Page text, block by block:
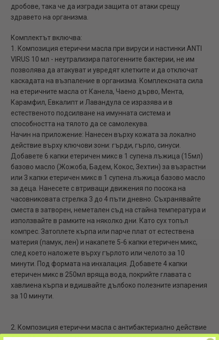
дробове, така че да изгради защита от атаки срещу
здравето на организма.
Комплектът включва:
1. Композиция етерични масла при вируси и настинки ANTI
VIRUS 10 мл - неутрализира патогенните бактерии, не им
позволява да атакуват и увредят клетките и да отключат
каскадата на възпаление в организма. Комплексната сила
на етеричните масла от Канела, Чаено дърво, Мента,
Карамфил, Евкалипт и Лавандула се изразява и в
естественото подсилване на имунната система и
способността на тялото да се самолекува.
Начин на приложение: Нанесен върху кожата за локално
действие върху ключови зони: гърди, гърло, синуси.
Добавете 6 капки етеричен микс в 1 супена лъжица (15мл)
базово масло (Жожоба, Бадем, Кокос, Зехтин) за възрастни
или 3 капки етеричен микс в 1 супена лъжица базово масло
за деца. Нанесете с втриващи движения по посока на
часовниковата стрелка 3 до 4 пъти дневно. Съхранявайте
сместа в затворен, неметален съд на стайна температура и
използвайте в рамките на няколко дни. Като сух топъл
компрес. Затоплете кърпа или парче плат от естествена
материя (памук, лен) и накапете 5-6 капки етеричен микс,
след което наложете върху гърлото или челото за 10
минути. Под формата на инхалация. Добавете 4 капки
етеричен микс в 250мл вряща вода, покрийте главата с
хавлиена кърпа и вдишвайте дълбоко полезните изпарения
за 10 минути.
2. Композиция етерични масла с антибактериално действие
ANTI BACTERIAL 10 мл - специално селектираните масла за